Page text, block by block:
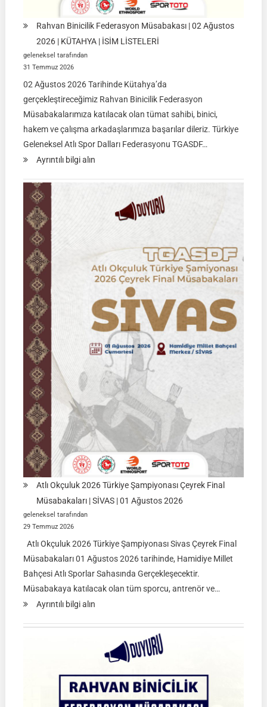
Rahvan Binicilik Federasyon Müsabakası | 02 Ağustos
2026 | KÜTAHYA | İSİM LİSTELERİ
geleneksel tarafından
31 Temmuz 2026
02 Ağustos 2026 Tarihinde Kütahya’da
gerçekleştireceğimiz Rahvan Binicilik Federasyon
Müsabakalarımıza katılacak olan tümat sahibi, binici,
hakem ve çalışma arkadaşlarımıza başarılar dileriz. Türkiye
Geleneksel Atlı Spor Dalları Federasyonu TGASDF…
Ayrıntılı bilgi alın:
Federasyon
Müsabakası
02
Ağustos
2026
|
KÜTAHYA
|
İSİM
LİSTELERİ
Atlı Okçuluk 2026 Türkiye Şampiyonası Çeyrek Final
Müsabakaları | SİVAS | 01 Ağustos 2026
geleneksel tarafından
29 Temmuz 2026
Atlı Okçuluk 2026 Türkiye Şampiyonası Sivas Çeyrek Final
Müsabakaları 01 Ağustos 2026 tarihinde, Hamidiye Millet
Bahçesi Atlı Sporlar Sahasında Gerçekleşecektir.
Müsabakaya katılacak olan tüm sporcu, antrenör ve…
Ayrıntılı bilgi alın:
2026
Türkiye
Şampiyonası
Çeyrek